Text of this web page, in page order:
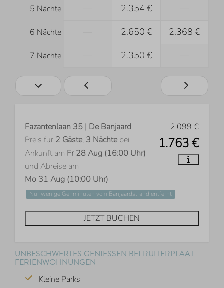
5 Nächte 2.354 €
6 Nächte 2.650 € 2.368 €
7 Nächte 2.350 €
2.099 €
1.763 €
Fazantenlaan 35 | De Banjaard
Preis für 2 Gäste, 3 Nächtebei
Ankunft am Fr 28 Aug (16:00 Uhr)
und Abreise am
Mo 31 Aug (10:00 Uhr)
Nur wenige Gehminuten vom Banjaardstrand entfernt
JETZT BUCHEN
UNBESCHWERTES GENIESSEN BEI RUITERPLAAT F
ERIENWOHNUNGEN
Kleine Parks